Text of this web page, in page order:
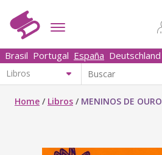
Brasil Portugal España Deutschland
Home / Libros / MENINOS DE OURO